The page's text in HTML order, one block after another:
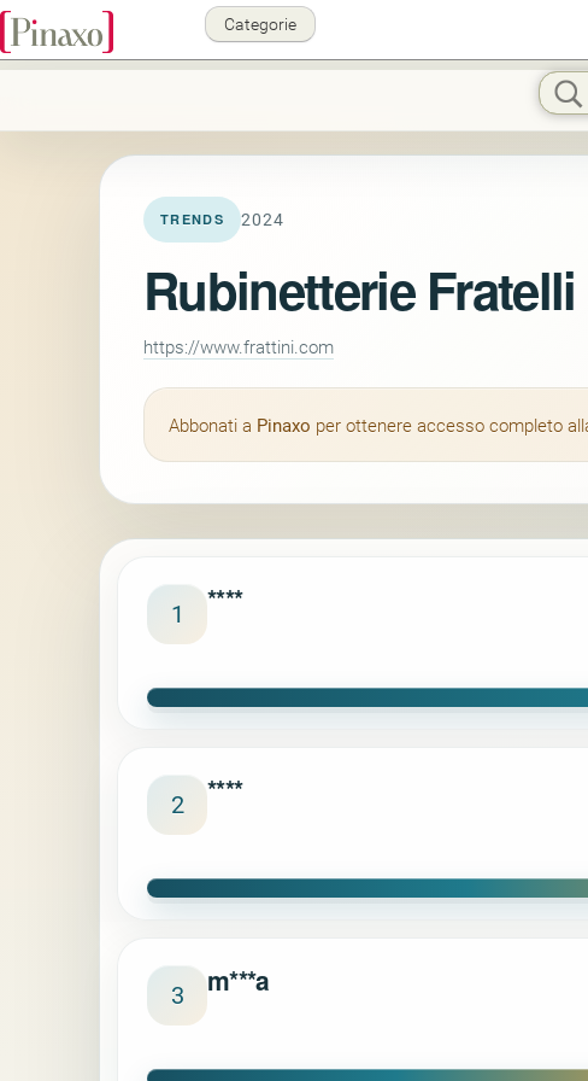
Categorie
TRENDS 2024
Rubinetterie
https://www.frattini.com
Abbonati a Pinaxo per ottenere accesso completo
1 ****
2 ****
3 m***a